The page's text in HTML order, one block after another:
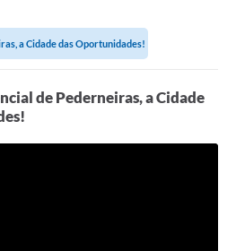
a Cidade das Oportunidades!
de Pederneiras, a Cidade